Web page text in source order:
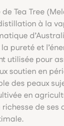
de Tea Tree
à la
pureté et
utilisée pour
soutien en
des peaux
en
de ses